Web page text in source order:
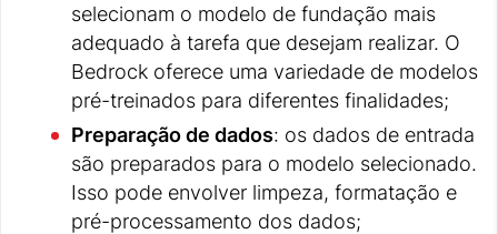
selecionam o modelo de fundação mais
adequado à tarefa que desejam realizar. O
Bedrock oferece uma variedade de modelos
pré-treinados para diferentes finalidades;
Preparação de dados: os dados de entrada
são preparados para o modelo selecionado.
Isso pode envolver limpeza, formatação e
pré-processamento dos dados;